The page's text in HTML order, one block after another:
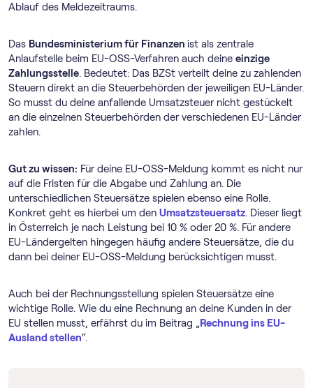
Ablauf des Meldezeitraums.
Das Bundesministerium für Finanzen ist als zentrale
Anlaufstelle beim EU-OSS-Verfahren auch deine einzige
Zahlungsstelle. Bedeutet: Das BZSt verteilt deine zu zahlenden
Steuern direkt an die Steuerbehörden der jeweiligen EU-Länder.
So musst du deine anfallende Umsatzsteuer nicht gestückelt
an die einzelnen Steuerbehörden der verschiedenen EU-Länder
zahlen.
Gut zu wissen: Für deine EU-OSS-Meldung kommt es nicht nur
auf die Fristen für die Abgabe und Zahlung an. Die
unterschiedlichen Steuersätze spielen ebenso eine Rolle.
Konkret geht es hierbei um den Umsatzsteuersatz. Dieser liegt
in Österreich je nach Leistung bei 10 % oder 20 %. Für andere
EU-Ländergelten hingegen häufig andere Steuersätze, die du
dann bei deiner EU-OSS-Meldung berücksichtigen musst.
Auch bei der Rechnungsstellung spielen Steuersätze eine
wichtige Rolle. Wie du eine Rechnung an deine Kunden in der
EU stellen musst, erfährst du im Beitrag „ Rechnung ins EU-
Ausland stellen“.